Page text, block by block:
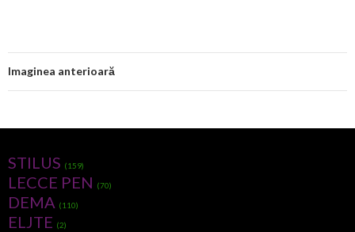
Imaginea anterioară
STILUS (159)
LECCE PEN (70)
DEMA (110)
ELJTE (2)